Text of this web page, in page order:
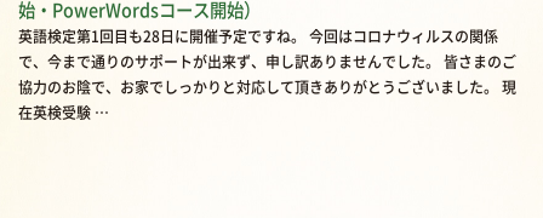
始・PowerWordsコース開始）
英語検定第1回目も28日に開催予定ですね。 今回はコロナウィルスの関係
で、今まで通りのサポートが出来ず、申し訳ありませんでした。 皆さまのご
協力のお陰で、お家でしっかりと対応して頂きありがとうございました。 現
在英検受験 …